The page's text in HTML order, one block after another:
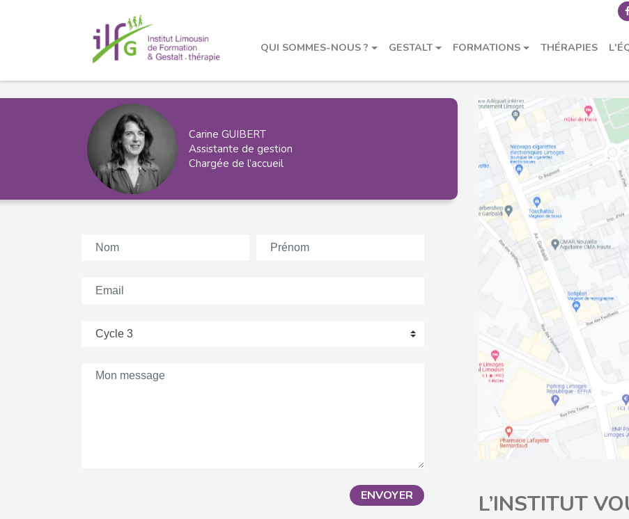
QUI SOMMES-NOUS ? GESTALT FORMATIONS THÉRAPIES
NOUS ÉCRIRE, VOUS INSCRIRE
Carine GUIBERT
Assistante de gestion
Chargée de l’accueil
ENVOYER L’INSTITUT